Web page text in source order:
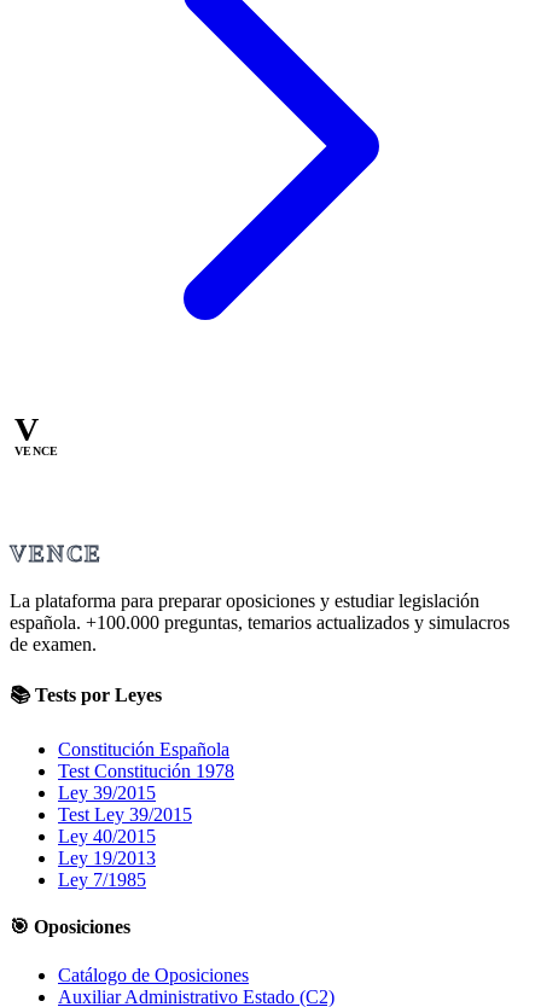
V
VENCE
VENCE
La plataforma para preparar oposiciones y estudiar legislación
española. +100.000 preguntas, temarios actualizados y simulacros
de examen.
📚 Tests por Leyes
Constitución Española
Test Constitución 1978
Ley 39/2015
Test Ley 39/2015
Ley 40/2015
Ley 19/2013
Ley 7/1985
🎯 Oposiciones
Catálogo de Oposiciones
Auxiliar Administrativo Estado (C2)